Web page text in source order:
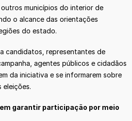
municípios do interior de
o alcance das orientações
do estado.
candidatos, representantes de
agentes públicos e cidadãos
da iniciativa e se informarem sobre
eleições.
garantir participação por meio